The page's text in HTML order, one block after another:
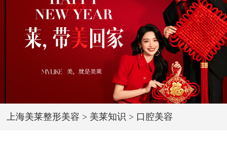
上海美莱整形美容 > 美莱知识 > 口腔美容